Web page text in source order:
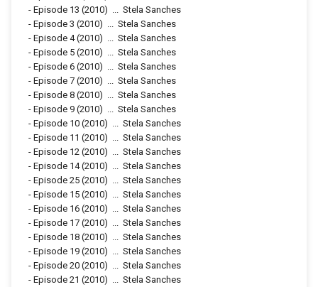
- Episode 13 (2010)
Stela Sanches
- Episode 3 (2010)
Stela Sanches
- Episode 4(2010)
Stela Sanches
- Episode 5 (2010)
Stela Sanches
- Episode 6 (2010)
Stela Sanches
- Episode 7 (2010)
Stela Sanches
- Episode 8 (2010)
Stela Sanches
- Episode 9 (2010)
Stela Sanches
- Episode 10 (2010)
Stela Sanches
- Episode 11 (2010)
Stela Sanches
- Episode 12 (2010)
Stela Sanches
- Episode 14(2010)
Stela Sanches
- Episode 25 (2010)
Stela Sanches
- Episode 15 (2010)
Stela Sanches
- Episode 16 (2010)
Stela Sanches
- Episode 17 (2010)
Stela Sanches
- Episode 18 (2010)
Stela Sanches
- Episode 19 (2010)
Stela Sanches
- Episode 20 (2010)
Stela Sanches
- Episode 21 (2010)
Stela Sanches